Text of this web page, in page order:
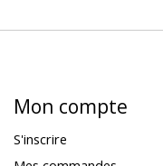
Mon compte
S'inscrire